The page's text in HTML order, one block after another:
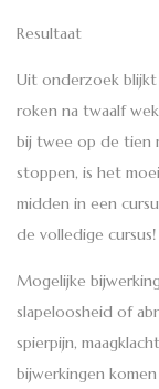
Resultaat
Uit onderzoek
roken na twaalf
bij twee op de tien
stoppen, is het
midden in een
de volledige cursus!
Mogelijke
slapeloosheid of
spierpijn,
bijwerkingen